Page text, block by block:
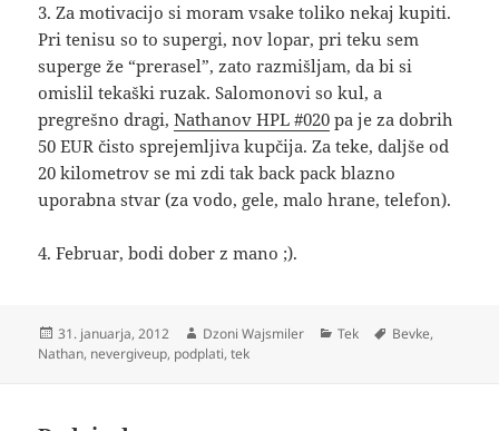
3. Za motivacijo si moram vsake toliko nekaj kupiti.
Pri tenisu so to supergi, nov lopar, pri teku sem
superge že “prerasel”, zato razmišljam, da bi si
omislil tekaški ruzak. Salomonovi so kul, a
pregrešno dragi,Nathanov HPL #020 pa je za dobrih
50 EUR čisto sprejemljiva kupčija. Za teke, daljše od
20 kilometrov se mi zdi tak back pack blazno
uporabna stvar (za vodo, gele, malo hrane, telefon).
4. Februar, bodi dober z mano ;).
Objavljeno
dne
31. januarja, 2012 Avtor
Dzoni Wajsmiler Kategorije
Tek Oznake
Bevke,
Nathan, nevergiveup, podplati,tek